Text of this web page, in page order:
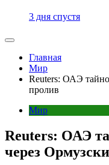
3 дня спустя
Главная
Мир
Reuters: ОАЭ
пролив
Мир
Reuters: ОАЭ
через